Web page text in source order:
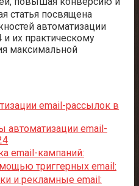
статья посвящена
автоматизации
их практическому
максимальной
email-рассылок в
автоматизации email-
email-кампаний:
триггерных email:
и рекламные email: